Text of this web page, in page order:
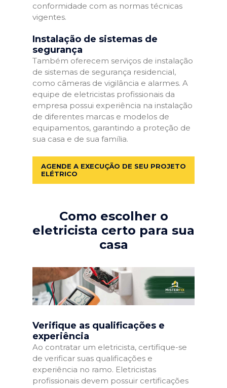
conformidade com as normas técnicas
vigentes.
Instalação de sistemas de
segurança
Também oferecem serviços de instalação
de sistemas de segurança residencial,
como câmeras de vigilância e alarmes. A
equipe de eletricistas profissionais da
empresa possui experiência na instalação
de diferentes marcas e modelos de
equipamentos, garantindo a proteção de
sua casa e de sua família.
AGENDE A EXECUÇÃO DE SEU PROJETO
ELÉTRICO
Como escolher o
eletricista certo para sua
casa
Verifique as qualificações e
experiência
Ao contratar um eletricista, certifique-se
de verificar suas qualificações e
experiência no ramo. Eletricistas
profissionais devem possuir certificações